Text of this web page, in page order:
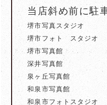
当店斜め前に駐
堺市写真スタジオ
堺市フォト スタジオ
堺市写真館
深井写真館
泉ヶ丘写真館
和泉市写真館
和泉市フォトスタジオ